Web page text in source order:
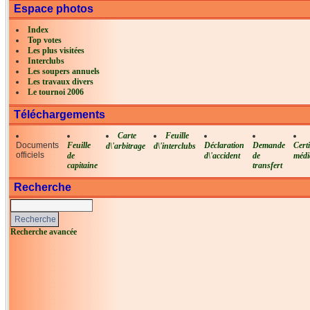
Espace photos
Index
Top votes
Les plus visitées
Interclubs
Les soupers annuels
Les travaux divers
Le tournoi 2006
Téléchargements
Documents
officiels
Feuille
de
capitaine
Carte
d\'arbitrage
Feuille
d\'interclubs
Déclaration
d\'accident
Demande
de
transfert
Recherche
Recherche avancée